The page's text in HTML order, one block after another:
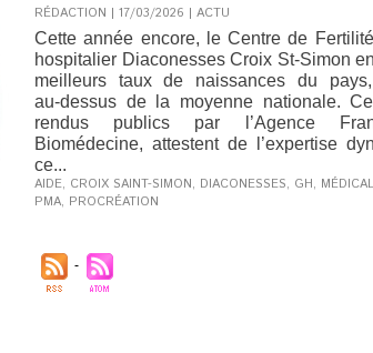
RÉDACTION | 17/03/2026 | ACTU
Cette année encore, le Centre de
hospitalier Diaconesses Croix St‑Simon
meilleurs taux de naissances du
au‑dessus de la moyenne nationale.
rendus publics par l’Agence
Biomédecine, attestent de l’expertise
ce...
AIDE, CROIX SAINT-SIMON, DIACONESSES, GH,
PMA, PROCRÉATION